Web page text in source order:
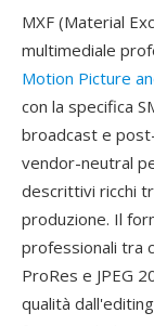
MXF (Material
multimediale
Motion Picture
con la specifica
broadcast e
vendor-neutral
descrittivi ricchi
produzione. Il
professionali tra
ProRes e JPEG
qualità